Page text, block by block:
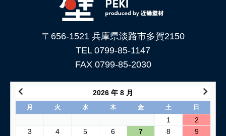
〒656-1521 兵庫県淡路市多賀2150
TEL 0799-85-1147
FAX 0799-85-2030
2026 年 8 月
月 火 水 木 金 土 日
1
2
3
4 5 6 7 8
9